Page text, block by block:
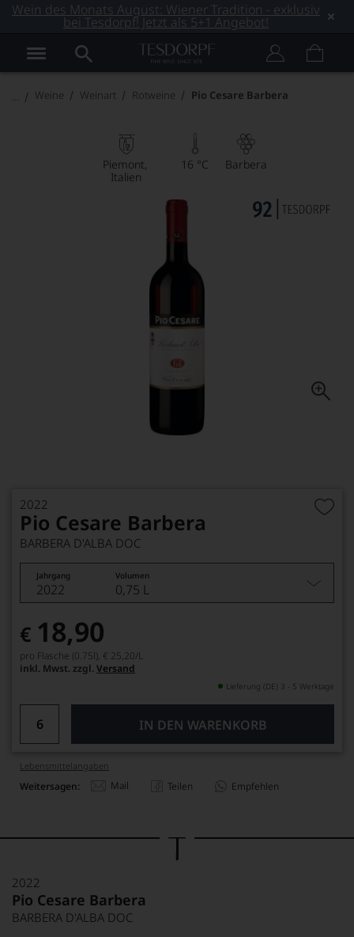
Wein des Monats August: Wiener Tradition - exklusiv
bei Tesdorpf! Jetzt als 5+1 Angebot!
Weine Weinart Rotweine Pio Cesare Barbera
Piemont
Italien
16 °C Barbera
2022
Pio Cesare Barbera
BARBERA D'ALBA DOC
Jahrgang Volumen
2022 0,75 L
€ 18,90
pro Flasche (0.75l), € 25,20/L
inkl. Mwst. zzgl. Versand
Lieferung (DE) 3 - 5 Werktage
IN DEN WARENKORB
Lebensmittel­angaben
Weitersagen: Mail Teilen Empfehlen
2022
Pio Cesare Barbera
BARBERA D'ALBA DOC